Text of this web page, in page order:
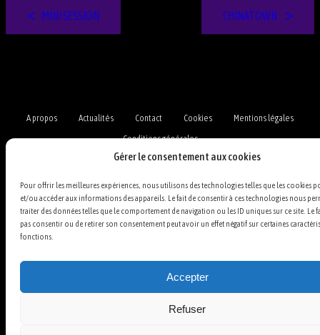
Gérer le consentement aux cookies
Pour offrir les meilleures expériences, nous utilisons des technologies telles que les cookies
et/ou accéder aux informations des appareils. Le fait de consentir à ces technologies nous
traiter des données telles que le comportement de navigation ou les ID uniques sur ce site. Le
pas consentir ou de retirer son consentement peut avoir un effet négatif sur certaines
fonctions.
Accepter
Refuser
MINI SESSION CHINATOWN
A propos Actualités Contact Cookies
Mentions légales
Conditions générales
2009-2025 © DEFT ONE · V8.3